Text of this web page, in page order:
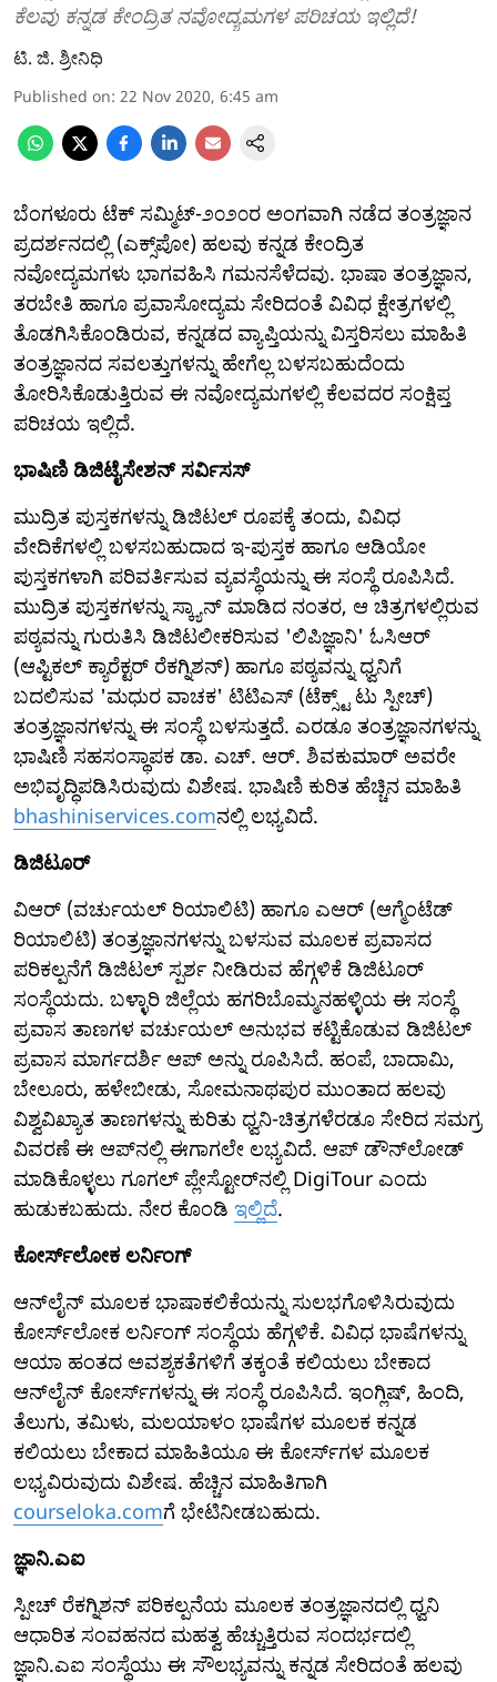
ಕೆಲವು ಕನ್ನಡ ಕೇಂದ್ರಿತ ನವೋದ್ಯಮಗಳ ಪರಿಚಯ ಇಲ್ಲಿದೆ!
ಟಿ. ಜಿ. ಶ್ರೀನಿಧಿ
Published on: 22 Nov 2020, 6:45 am
ಬೆಂಗಳೂರು ಟೆಕ್ ಸಮ್ಮಿಟ್-೨೦೨೦ರ ಅಂಗವಾಗಿ ನಡೆದ ತಂತ್ರಜ್ಞಾನ
ಪ್ರದರ್ಶನದಲ್ಲಿ (ಎಕ್ಸ್‌ಪೋ) ಹಲವು ಕನ್ನಡ ಕೇಂದ್ರಿತ
ನವೋದ್ಯಮಗಳು ಭಾಗವಹಿಸಿ ಗಮನಸೆಳೆದವು. ಭಾಷಾ ತಂತ್ರಜ್ಞಾನ,
ತರಬೇತಿ ಹಾಗೂ ಪ್ರವಾಸೋದ್ಯಮ ಸೇರಿದಂತೆ ವಿವಿಧ ಕ್ಷೇತ್ರಗಳಲ್ಲಿ
ತೊಡಗಿಸಿಕೊಂಡಿರುವ, ಕನ್ನಡದ ವ್ಯಾಪ್ತಿಯನ್ನು ವಿಸ್ತರಿಸಲು ಮಾಹಿತಿ
ತಂತ್ರಜ್ಞಾನದ ಸವಲತ್ತುಗಳನ್ನು ಹೇಗೆಲ್ಲ ಬಳಸಬಹುದೆಂದು
ತೋರಿಸಿಕೊಡುತ್ತಿರುವ ಈ ನವೋದ್ಯಮಗಳಲ್ಲಿ ಕೆಲವದರ ಸಂಕ್ಷಿಪ್ತ
ಪರಿಚಯ ಇಲ್ಲಿದೆ.
ಭಾಷಿಣಿ ಡಿಜಿಟೈಸೇಶನ್ ಸರ್ವಿಸಸ್
ಮುದ್ರಿತ ಪುಸ್ತಕಗಳನ್ನು ಡಿಜಿಟಲ್ ರೂಪಕ್ಕೆ ತಂದು, ವಿವಿಧ
ವೇದಿಕೆಗಳಲ್ಲಿ ಬಳಸಬಹುದಾದ ಇ-ಪುಸ್ತಕ ಹಾಗೂ ಆಡಿಯೋ
ಪುಸ್ತಕಗಳಾಗಿ ಪರಿವರ್ತಿಸುವ ವ್ಯವಸ್ಥೆಯನ್ನು ಈ ಸಂಸ್ಥೆ ರೂಪಿಸಿದೆ.
ಮುದ್ರಿತ ಪುಸ್ತಕಗಳನ್ನು ಸ್ಕ್ಯಾನ್ ಮಾಡಿದ ನಂತರ, ಆ ಚಿತ್ರಗಳಲ್ಲಿರುವ
ಪಠ್ಯವನ್ನು ಗುರುತಿಸಿ ಡಿಜಿಟಲೀಕರಿಸುವ 'ಲಿಪಿಜ್ಞಾನಿ' ಓಸಿಆರ್
(ಆಪ್ಟಿಕಲ್ ಕ್ಯಾರೆಕ್ಟರ್ ರೆಕಗ್ನಿಶನ್) ಹಾಗೂ ಪಠ್ಯವನ್ನು ಧ್ವನಿಗೆ
ಬದಲಿಸುವ 'ಮಧುರ ವಾಚಕ' ಟಿಟಿಎಸ್ (ಟೆಕ್ಸ್ಟ್ ಟು ಸ್ಪೀಚ್)
ತಂತ್ರಜ್ಞಾನಗಳನ್ನು ಈ ಸಂಸ್ಥೆ ಬಳಸುತ್ತದೆ. ಎರಡೂ ತಂತ್ರಜ್ಞಾನಗಳನ್ನು
ಭಾಷಿಣಿ ಸಹಸಂಸ್ಥಾಪಕ ಡಾ. ಎಚ್. ಆರ್. ಶಿವಕುಮಾರ್ ಅವರೇ
ಅಭಿವೃದ್ಧಿಪಡಿಸಿರುವುದು ವಿಶೇಷ. ಭಾಷಿಣಿ ಕುರಿತ ಹೆಚ್ಚಿನ ಮಾಹಿತಿ
bhashiniservices.comನಲ್ಲಿ ಲಭ್ಯವಿದೆ.
ಡಿಜಿಟೂರ್
ವಿಆರ್ (ವರ್ಚುಯಲ್ ರಿಯಾಲಿಟಿ) ಹಾಗೂ ಎಆರ್ (ಆಗ್ಮೆಂಟೆಡ್
ರಿಯಾಲಿಟಿ) ತಂತ್ರಜ್ಞಾನಗಳನ್ನು ಬಳಸುವ ಮೂಲಕ ಪ್ರವಾಸದ
ಪರಿಕಲ್ಪನೆಗೆ ಡಿಜಿಟಲ್ ಸ್ಪರ್ಶ ನೀಡಿರುವ ಹೆಗ್ಗಳಿಕೆ ಡಿಜಿಟೂರ್
ಸಂಸ್ಥೆಯದು. ಬಳ್ಳಾರಿ ಜಿಲ್ಲೆಯ ಹಗರಿಬೊಮ್ಮನಹಳ್ಳಿಯ ಈ ಸಂಸ್ಥೆ
ಪ್ರವಾಸ ತಾಣಗಳ ವರ್ಚುಯಲ್ ಅನುಭವ ಕಟ್ಟಿಕೊಡುವ ಡಿಜಿಟಲ್
ಪ್ರವಾಸ ಮಾರ್ಗದರ್ಶಿ ಆಪ್ ಅನ್ನು ರೂಪಿಸಿದೆ. ಹಂಪೆ, ಬಾದಾಮಿ,
ಬೇಲೂರು, ಹಳೇಬೀಡು, ಸೋಮನಾಥಪುರ ಮುಂತಾದ ಹಲವು
ವಿಶ್ವವಿಖ್ಯಾತ ತಾಣಗಳನ್ನು ಕುರಿತು ಧ್ವನಿ-ಚಿತ್ರಗಳೆರಡೂ ಸೇರಿದ ಸಮಗ್ರ
ವಿವರಣೆ ಈ ಆಪ್‌ನಲ್ಲಿ ಈಗಾಗಲೇ ಲಭ್ಯವಿದೆ. ಆಪ್ ಡೌನ್‌ಲೋಡ್
ಮಾಡಿಕೊಳ್ಳಲು ಗೂಗಲ್ ಪ್ಲೇಸ್ಟೋರ್‌ನಲ್ಲಿ DigiTour ಎಂದು
ಹುಡುಕಬಹುದು. ನೇರ ಕೊಂಡಿ ಇಲ್ಲಿದೆ.
ಕೋರ್ಸ್‌ಲೋಕ ಲರ್ನಿಂಗ್
ಆನ್‌ಲೈನ್ ಮೂಲಕ ಭಾಷಾಕಲಿಕೆಯನ್ನು ಸುಲಭಗೊಳಿಸಿರುವುದು
ಕೋರ್ಸ್‌ಲೋಕ ಲರ್ನಿಂಗ್ ಸಂಸ್ಥೆಯ ಹೆಗ್ಗಳಿಕೆ. ವಿವಿಧ ಭಾಷೆಗಳನ್ನು
ಆಯಾ ಹಂತದ ಅವಶ್ಯಕತೆಗಳಿಗೆ ತಕ್ಕಂತೆ ಕಲಿಯಲು ಬೇಕಾದ
ಆನ್‌ಲೈನ್ ಕೋರ್ಸ್‌ಗಳನ್ನು ಈ ಸಂಸ್ಥೆ ರೂಪಿಸಿದೆ. ಇಂಗ್ಲಿಷ್, ಹಿಂದಿ,
ತೆಲುಗು, ತಮಿಳು, ಮಲಯಾಳಂ ಭಾಷೆಗಳ ಮೂಲಕ ಕನ್ನಡ
ಕಲಿಯಲು ಬೇಕಾದ ಮಾಹಿತಿಯೂ ಈ ಕೋರ್ಸ್‌ಗಳ ಮೂಲಕ
ಲಭ್ಯವಿರುವುದು ವಿಶೇಷ. ಹೆಚ್ಚಿನ ಮಾಹಿತಿಗಾಗಿ
courseloka.comಗೆ ಭೇಟಿನೀಡಬಹುದು.
ಜ್ಞಾನಿ.ಎಐ
ಸ್ಪೀಚ್ ರೆಕಗ್ನಿಶನ್ ಪರಿಕಲ್ಪನೆಯ ಮೂಲಕ ತಂತ್ರಜ್ಞಾನದಲ್ಲಿ ಧ್ವನಿ
ಆಧಾರಿತ ಸಂವಹನದ ಮಹತ್ವ ಹೆಚ್ಚುತ್ತಿರುವ ಸಂದರ್ಭದಲ್ಲಿ
ಜ್ಞಾನಿ.ಎಐ ಸಂಸ್ಥೆಯು ಈ ಸೌಲಭ್ಯವನ್ನು ಕನ್ನಡ ಸೇರಿದಂತೆ ಹಲವು